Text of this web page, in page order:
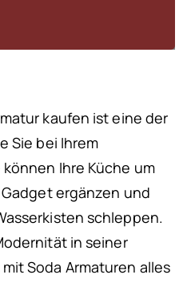
kaufen ist eine der
Sie bei Ihrem
Ihre Küche um
ergänzen und
schleppen.
in seiner
Soda Armaturen alles